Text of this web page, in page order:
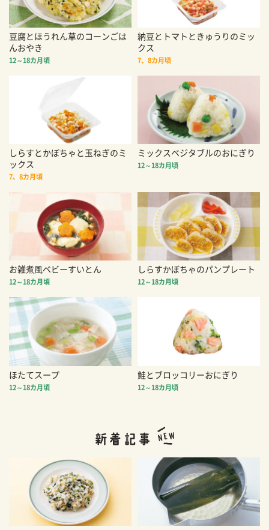
豆腐とほうれん草のコーンごは
んおやき
12～18カ月頃
納豆とトマトときゅうりのミッ
クス
7、8カ月頃
しらすとかぼちゃと玉ねぎのミ
ックス
7、8カ月頃
ミックスベジタブルのおにぎり
12～18カ月頃
お雑煮風ベビーすいとん
12～18カ月頃
しらすかぼちゃのパンプレート
12～18カ月頃
ほたてスープ
12～18カ月頃
鮭とブロッコリーおにぎり
12～18カ月頃